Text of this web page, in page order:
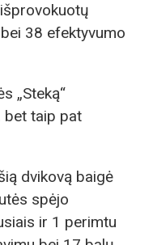
38 efektyvumo
„Steką“
bet taip pat
dvikovą baigė
spėjo
ir 1 perimtu